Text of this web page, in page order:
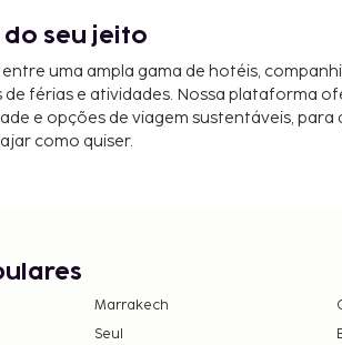
do seu jeito
entre uma ampla gama de hotéis,
de férias e atividades. Nossa plataforma
e opções de viagem sustentáveis, para
como quiser.
Marrakech
Seul